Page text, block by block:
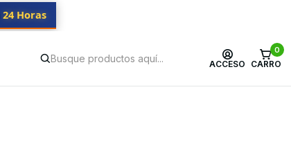
ACCESO
0
CARRO
24 Horas